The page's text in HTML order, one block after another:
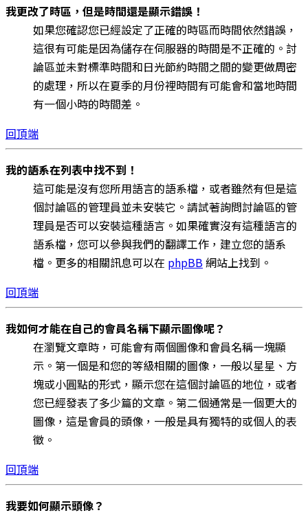
我更改了時區，但是時間還是顯示錯誤！
如果您確認您已經設定了正確的時區而時間依然錯誤，
這很有可能是因為儲存在伺服器的時間是不正確的。討
論區並未對標準時間和日光節約時間之間的變更做周密
的處理，所以在夏季的月份裡時間有可能會和當地時間
有一個小時的時間差。
回頂端
我的語系在列表中找不到！
這可能是沒有您所用語言的語系檔，或者雖然有但是這
個討論區的管理員並未安裝它。請試著詢問討論區的管
理員是否可以安裝這種語言。如果確實沒有這種語言的
語系檔，您可以參與我們的翻譯工作，建立您的語系
檔。更多的相關訊息可以在 phpBB網站上找到。
回頂端
我如何才能在自己的會員名稱下顯示圖像呢？
在瀏覽文章時，可能會有兩個圖像和會員名稱一塊顯
示。第一個是和您的等級相關的圖像，一般以星星、方
塊或小圓點的形式，顯示您在這個討論區的地位，或者
您已經發表了多少篇的文章。第二個通常是一個更大的
圖像，這是會員的頭像，一般是具有獨特的或個人的表
徵。
回頂端
我要如何顯示頭像？